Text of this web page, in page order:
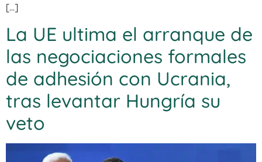
[…]
La UE ultima el arranque de
las negociaciones formales
de adhesión con Ucrania,
tras levantar Hungría su
veto